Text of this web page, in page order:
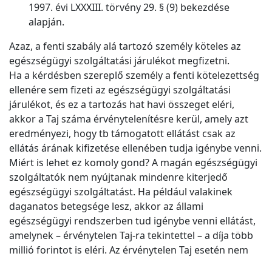
1997. évi LXXXIII. törvény 29. § (9) bekezdése
alapján.
Azaz, a fenti szabály alá tartozó személy köteles az
egészségügyi szolgáltatási járulékot megfizetni.
Ha a kérdésben szereplő személy a fenti kötelezettség
ellenére sem fizeti az egészségügyi szolgáltatási
járulékot, és ez a tartozás hat havi összeget eléri,
akkor a Taj száma érvénytelenítésre kerül, amely azt
eredményezi, hogy tb támogatott ellátást csak az
ellátás árának kifizetése ellenében tudja igénybe venni.
Miért is lehet ez komoly gond? A magán egészségügyi
szolgáltatók nem nyújtanak mindenre kiterjedő
egészségügyi szolgáltatást. Ha például valakinek
daganatos betegsége lesz, akkor az állami
egészségügyi rendszerben tud igénybe venni ellátást,
amelynek – érvénytelen Taj-ra tekintettel – a díja több
millió forintot is eléri. Az érvénytelen Taj esetén nem